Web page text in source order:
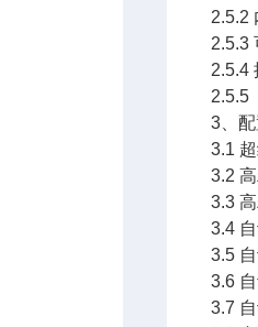
2.5.2
2.5.3
2.5.4
2.5.5
3、
3.1
3.2
3.3
3.4
3.5
3.6
3.7